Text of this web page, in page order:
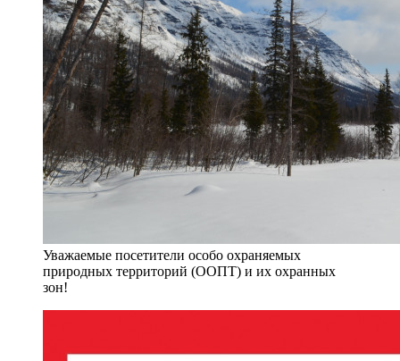
Уважаемые посетители особо охраняемых
природных территорий (ООПТ) и их охранных
зон!